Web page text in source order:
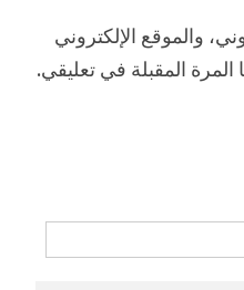
والموقع الإلكتروني
المقبلة في تعليقي.